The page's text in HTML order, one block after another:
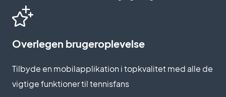
Overlegen brugeroplevelse
Tilbyde en mobilapplikation i topkvalitet med alle de
vigtige funktioner til tennisfans